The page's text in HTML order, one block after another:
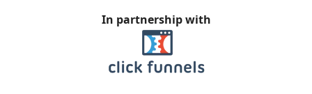
In partnership with